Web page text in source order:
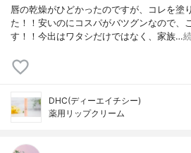
唇の乾燥がひどかったのですが、コレを塗
た！！安いのにコスパがバツグンなので、
す！！今出はワタシだけではなく、家族…
DHC(ディーエイチシー)
薬用リップクリーム